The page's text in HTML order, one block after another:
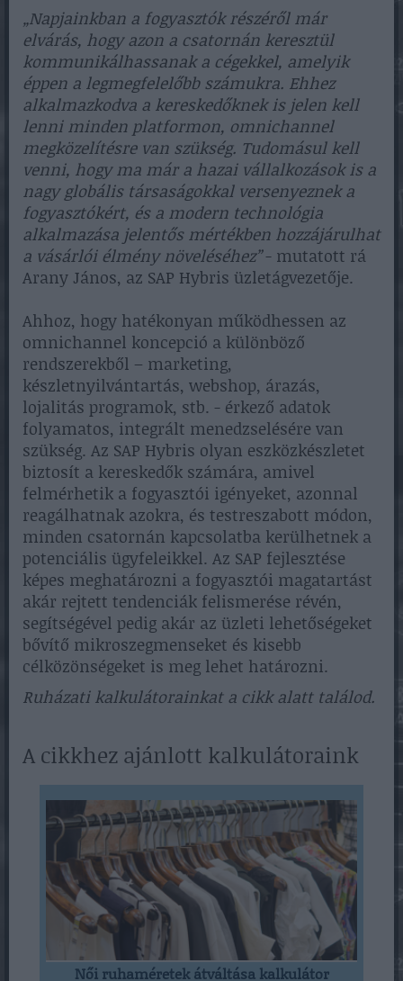
„Napjainkban a fogyasztók részéről már
elvárás, hogy azon a csatornán keresztül
kommunikálhassanak a cégekkel, amelyik
éppen a legmegfelelőbb számukra. Ehhez
alkalmazkodva a kereskedőknek is jelen kell
lenni minden platformon, omnichannel
megközelítésre van szükség. Tudomásul kell
venni, hogy ma már a hazai vállalkozások is a
nagy globális társaságokkal versenyeznek a
fogyasztókért, és a modern technológia
alkalmazása jelentős mértékben hozzájárulhat
a vásárlói élmény növeléséhez”- mutatott rá
Arany János, az SAP Hybris üzletágvezetője.
Ahhoz, hogy hatékonyan működhessen az
omnichannel koncepció a különböző
rendszerekből – marketing,
készletnyilvántartás, webshop, árazás,
lojalitás programok, stb. - érkező adatok
folyamatos, integrált menedzselésére van
szükség. Az SAP Hybris olyan eszközkészletet
biztosít a kereskedők számára, amivel
felmérhetik a fogyasztói igényeket, azonnal
reagálhatnak azokra, és testreszabott módon,
minden csatornán kapcsolatba kerülhetnek a
potenciális ügyfeleikkel. Az SAP fejlesztése
képes meghatározni a fogyasztói magatartást
akár rejtett tendenciák felismerése révén,
segítségével pedig akár az üzleti lehetőségeket
bővítő mikroszegmenseket és kisebb
célközönségeket is meg lehet határozni.
Ruházati kalkulátorainkat a cikk alatt találod.
A cikkhez ajánlott kalkulátoraink
Női ruhaméretek átváltása kalkulátor